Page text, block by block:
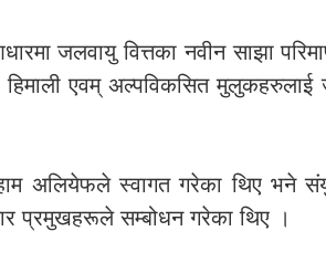
जलवायु वित्तका नवीन साझा
हिमाली एवम् अल्पविकसित
अलियेफले स्वागत गरेका थिए भने
प्रमुखहरूले सम्बोधन गरेका थिए ।